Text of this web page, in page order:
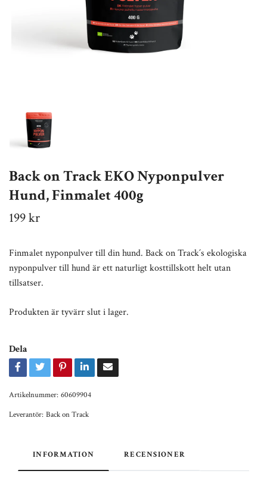
Back on Track EKO Nyponpulver
Hund, Finmalet 400g
199 kr
Finmalet nyponpulver till din hund. Back on Track´s ekologiska
nyponpulver till hund är ett naturligt kosttillskott helt utan
tillsatser.
Produkten är tyvärr slut i lager.
Dela
Artikelnummer: 60609904
Leverantör: Back on Track
INFORMATION RECENSIONER